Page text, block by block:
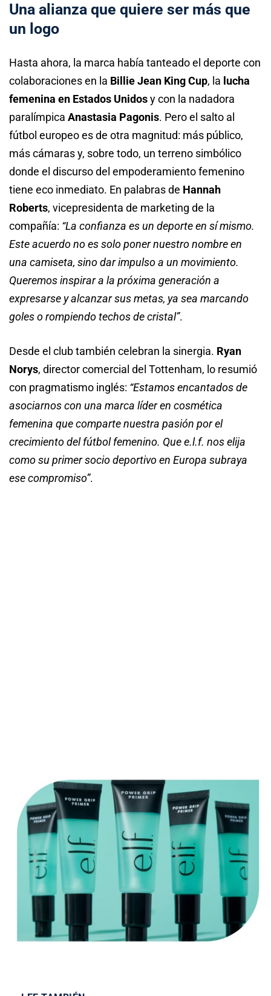
Una alianza que quiere ser más que
un logo
Hasta ahora, la marca había tanteado el deporte con
colaboraciones en la Billie Jean King Cup, la lucha
femenina en Estados Unidosy con la nadadora
paralímpica Anastasia Pagonis. Pero el salto al
fútbol europeo es de otra magnitud: más público,
más cámaras y, sobre todo, un terreno simbólico
donde el discurso del empoderamiento femenino
tiene eco inmediato. En palabras de Hannah
Roberts, vicepresidenta de marketing de la
compañía: “La confianza es un deporte en sí mismo.
Este acuerdo no es solo poner nuestro nombre en
una camiseta, sino dar impulso a un movimiento.
Queremos inspirar a la próxima generación a
expresarse y alcanzar sus metas, ya sea marcando
goles o rompiendo techos de cristal”.
Desde el club también celebran la sinergia. Ryan
Norys, director comercial del Tottenham, lo resumió
con pragmatismo inglés: “Estamos encantados de
asociarnos con una marca líder en cosmética
femenina que comparte nuestra pasión por el
crecimiento del fútbol femenino. Que e.l.f. nos elija
como su primer socio deportivo en Europa subraya
ese compromiso”.